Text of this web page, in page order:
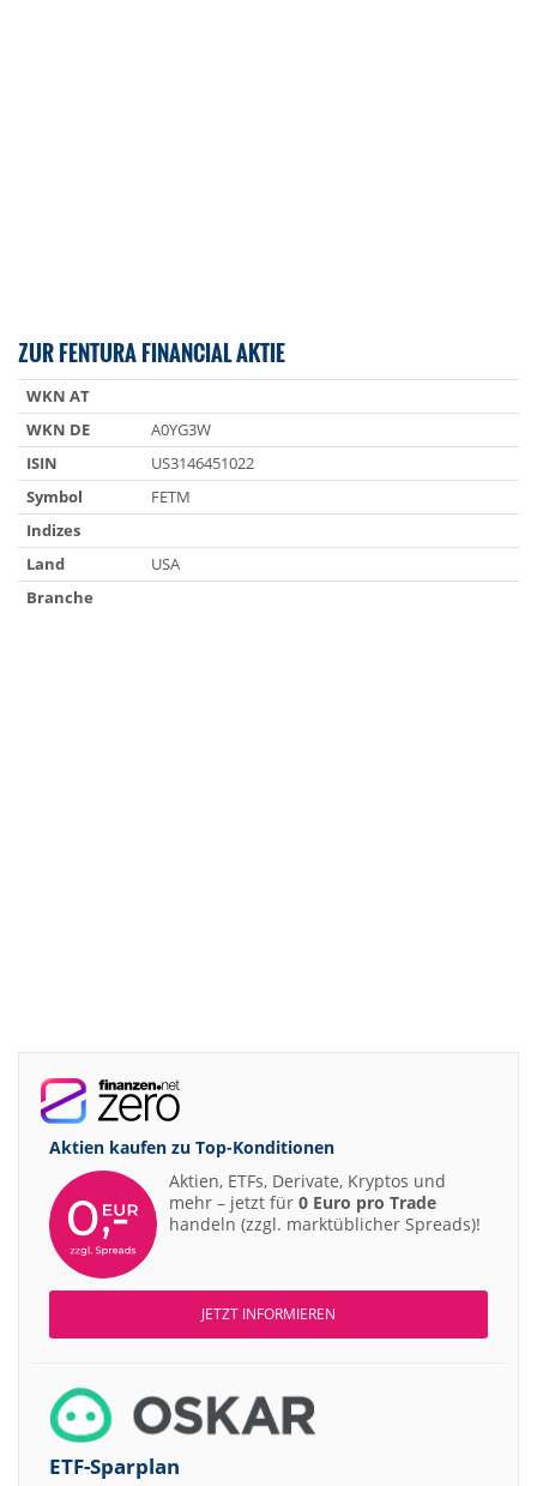
ZUR FENTURA FINANCIAL AKTIE
WKN AT
WKN DE
A0YG3W
ISIN
US3146451022
Symbol
FETM
Indizes
Land
USA
Branche
Aktien kaufen zu Top-Konditionen
Aktien, ETFs, Derivate, Kryptos und
mehr – jetzt für 0 Euro pro Trade
handeln (zzgl. marktüblicher Spreads)!
JETZT INFORMIEREN
ETF-Sparplan